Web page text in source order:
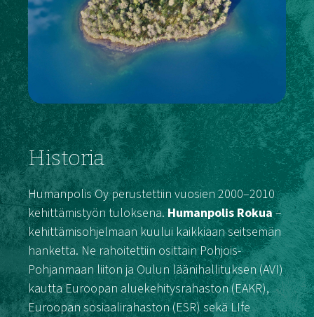
Historia
Humanpolis Oy perustettiin vuosien 2000–2010
kehittämistyön tuloksena.Humanpolis Rokua–
kehittämisohjelmaan kuului kaikkiaan seitsemän
hanketta. Ne rahoitettiin osittain Pohjois-
Pohjanmaan liiton ja Oulun läänihallituksen (AVI)
kautta Euroopan aluekehitysrahaston (EAKR),
Euroopan sosiaalirahaston (ESR) sekä LIfe